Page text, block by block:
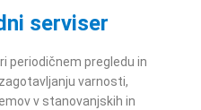
serviser
periodičnem pregledu in
varnosti,
v stanovanjskih in